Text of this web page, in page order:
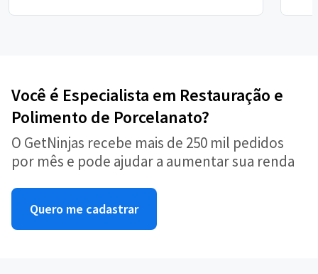
Você é Especialista em Restauração e
Polimento de Porcelanato?
O GetNinjas recebe mais de 250 mil pedidos
por mês e pode ajudar a aumentar sua renda
Quero me cadastrar